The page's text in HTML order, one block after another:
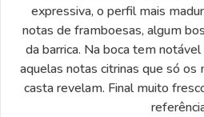
expressiva, o perfil mais
notas de framboesas, algum
da barrica. Na boca tem
aquelas notas citrinas que só
casta revelam. Final muito